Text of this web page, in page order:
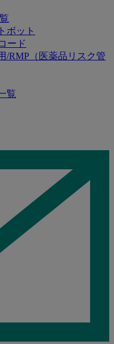
ボット
ード
/RMP（医薬品リスク管
覧